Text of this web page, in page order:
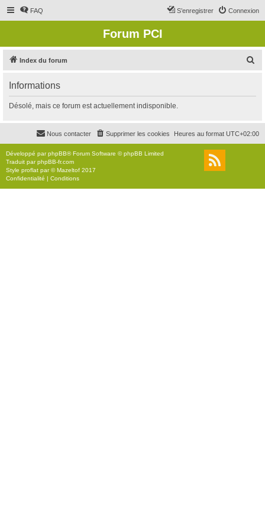
FAQ Connexion
S’enregistrer
Forum PCI
Index du forum
r
c
r
Informations
Désolé, mais ce forum est actuellement indisponible.
Heures au format UTC+02:00
Supprimer les cookies
Nous contacter
Développé parphpBB® Forum Software © phpBB Limited
Traduit parphpBB-fr.com
Style proflat par ©Mazeltof 2017
Confidentialité | Conditions